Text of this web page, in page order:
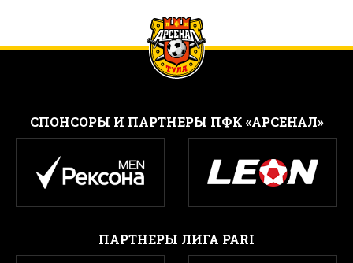
CПОНСОРЫ И ПАРТНЕРЫ ПФК «АРСЕНАЛ»
ПАРТНЕРЫ ЛИГА PARI